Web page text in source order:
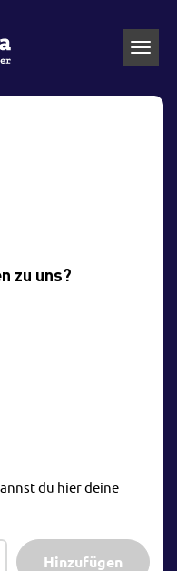
zu uns?
du hier deine
Hinzufügen